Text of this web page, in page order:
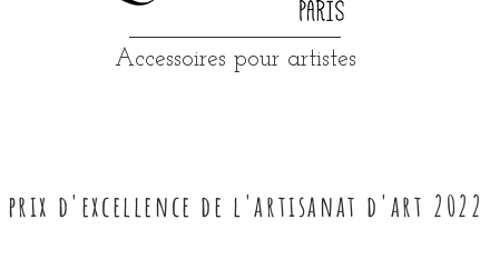
Accessoires pour artistes
prix d'excellence de l'artisanat d'art 2022